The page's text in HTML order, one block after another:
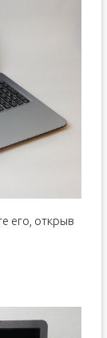
его, открыв